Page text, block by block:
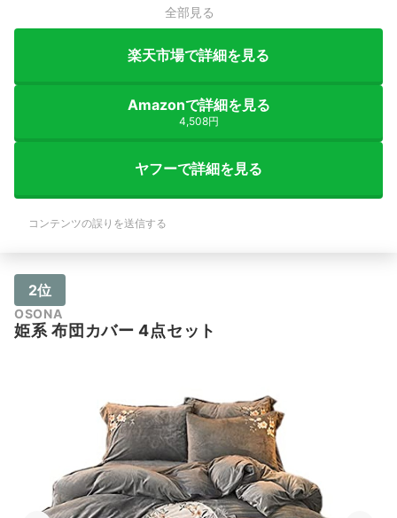
全部見る
楽天市場で詳細を見る
Amazonで詳細を見る
4,508円
ヤフーで詳細を見る
コンテンツの誤りを送信する
2位
OSONA
姫系 布団カバー 4点セット